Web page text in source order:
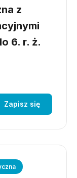
z
6. r. ż.
Zapisz się